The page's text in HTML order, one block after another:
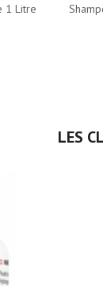
1 Litre
LES